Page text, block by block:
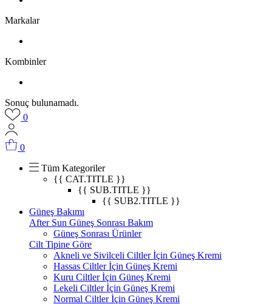
Markalar
Kombinler
Sonuç bulunamadı.
0
0
Tüm Kategoriler
{{ CAT.TITLE }}
{{ SUB.TITLE }}
{{ SUB2.TITLE }}
Güneş Bakımı
After Sun Güneş Sonrası Bakım
Güneş Sonrası Ürünler
Cilt Tipine Göre
Akneli ve Sivilceli Ciltler İçin Güneş Kremi
Hassas Ciltler İçin Güneş Kremi
Kuru Ciltler İçin Güneş Kremi
Lekeli Ciltler İçin Güneş Kremi
Normal Ciltler İçin Güneş Kremi